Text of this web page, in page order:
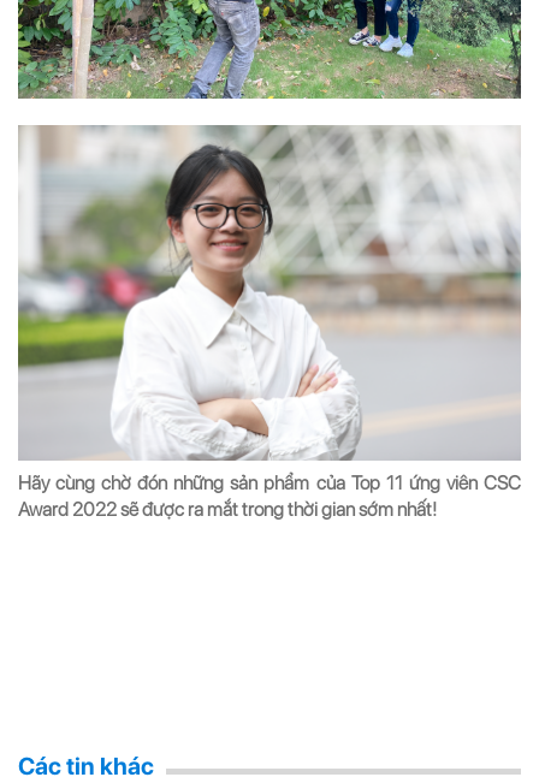
Hãy cùng chờ đón những sản phẩm của Top 11 ứng viên CSC
Award 2022 sẽ được ra mắt trong thời gian sớm nhất!
Các tin khác